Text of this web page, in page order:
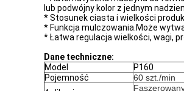
lub podwójny kolor z jednym
* Stosunek ciasta i wielkości
* Funkcja mulczowania.Może
* Łatwa regulacja wielkości, wagi,
Dane techniczne:
Model
P160
Pojemność
60 szt./min